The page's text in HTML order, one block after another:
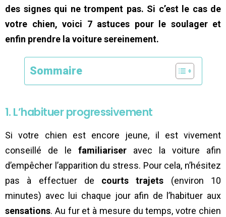
des signes qui ne trompent pas. Si c’est le cas de
votre chien, voici 7 astuces pour le soulager et
enfin prendre la voiture sereinement.
Sommaire
1. L’habituer progressivement
Si votre chien est encore jeune, il est vivement
conseillé de le familiariser avec la voiture afin
d’empêcher l’apparition du stress. Pour cela, n’hésitez
pas à effectuer de courts trajets (environ 10
minutes) avec lui chaque jour afin de l’habituer aux
sensations. Au fur et à mesure du temps, votre chien